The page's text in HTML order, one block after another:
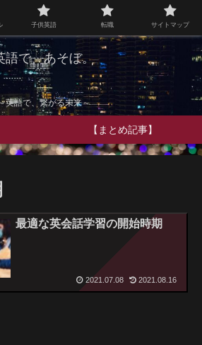
語で、あそぼ。
英語で、繋がる未来～
【まとめ記事】
最適な英会話学習の開始時期
2021.07.08 2021.08.16
子供英語 転職 サイトマップ